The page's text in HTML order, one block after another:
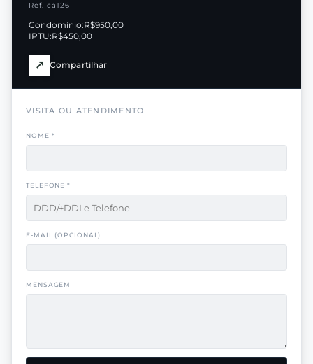
Ref. ca126
Condomínio:R$950,00
IPTU:R$450,00
↗ Compartilhar
VISITA OU ATENDIMENTO
NOME *
TELEFONE *
E-MAIL (OPCIONAL)
MENSAGEM